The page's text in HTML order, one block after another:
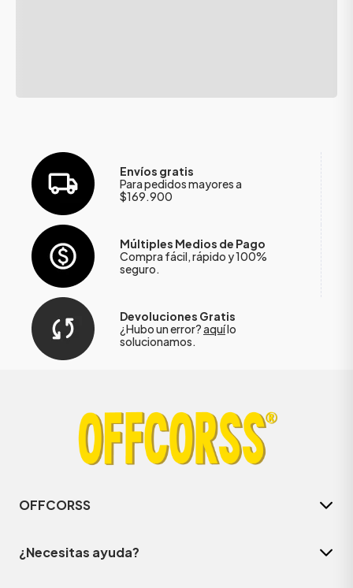
Envíos gratis
Para pedidos mayores a
$169.900
Múltiples Medios de Pago
Compra fácil, rápido y 100%
seguro.
Devoluciones Gratis
¿Hubo un error?aquílo
solucionamos.
OFFCORSS
¿Necesitas ayuda?